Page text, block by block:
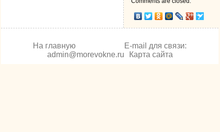
На главную
E-mail для связи:
admin@morevokne.ru
Карта сайта